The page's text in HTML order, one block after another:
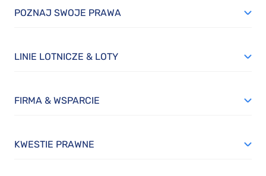
POZNAJ SWOJE PRAWA
LINIE LOTNICZE & LOTY
FIRMA & WSPARCIE
KWESTIE PRAWNE